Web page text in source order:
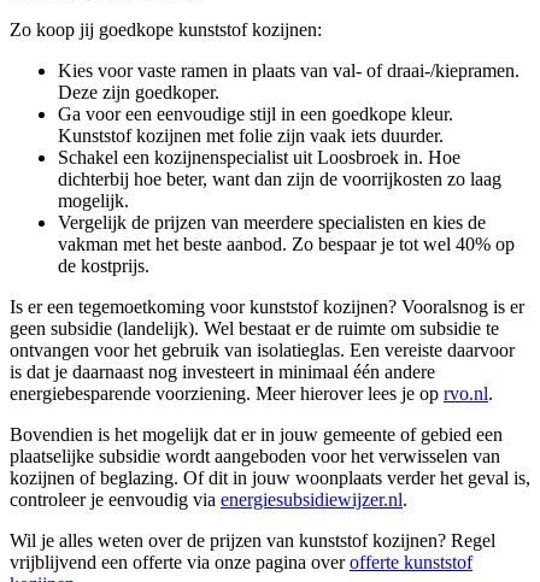
Zo koop jij goedkope kunststof kozijnen:
Kies voor vaste ramen in plaats van val- of draai-/kiepramen.
Deze zijn goedkoper.
Ga voor een eenvoudige stijl in een goedkope kleur.
Kunststof kozijnen met folie zijn vaak iets duurder.
Schakel een kozijnenspecialist uit Loosbroek in. Hoe
dichterbij hoe beter, want dan zijn de voorrijkosten zo laag
mogelijk.
Vergelijk de prijzen van meerdere specialisten en kies de
vakman met het beste aanbod. Zo bespaar je tot wel 40% op
de kostprijs.
Is er een tegemoetkoming voor kunststof kozijnen? Vooralsnog is er
geen subsidie (landelijk). Wel bestaat er de ruimte om subsidie te
ontvangen voor het gebruik van isolatieglas. Een vereiste daarvoor
is dat je daarnaast nog investeert in minimaal één andere
energiebesparende voorziening. Meer hierover lees je op rvo.nl.
Bovendien is het mogelijk dat er in jouw gemeente of gebied een
plaatselijke subsidie wordt aangeboden voor het verwisselen van
kozijnen of beglazing. Of dit in jouw woonplaats verder het geval is,
controleer je eenvoudig via energiesubsidiewijzer.nl.
Wil je alles weten over de prijzen van kunststof kozijnen? Regel
vrijblijvend een offerte via onze pagina overofferte kunststof